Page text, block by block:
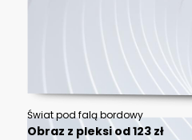
Świat pod falą bordowy
Obraz z pleksi od 123 zł